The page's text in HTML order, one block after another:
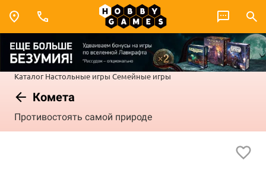
Каталог Настольные игры Семейные игры
Комета
Противостоять самой природе